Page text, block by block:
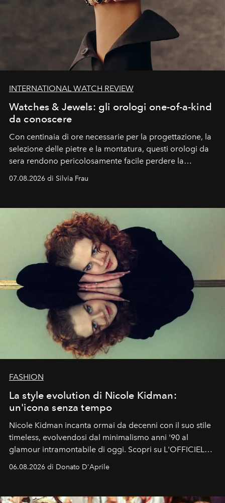
INTERNATIONAL WATCH REVIEW
Watches & Jewels: gli orologi one-of-a-kind
da conoscere
Con centinaia di ore necessarie per la progettazione, la
selezione delle pietre e la montatura, questi orologi da
sera rendono pericolosamente facile perdere la
07.08.2026 di Silvia Frau
FASHION
La style evolution di Nicole Kidman:
un'icona senza tempo
Nicole Kidman incanta ormai da decenni con il suo stile
timeless, evolvendosi dal minimalismo anni '90 al
glamour intramontabile di oggi. Scopri su L'OFFICIEL
06.08.2026 di Donato D'Aprile